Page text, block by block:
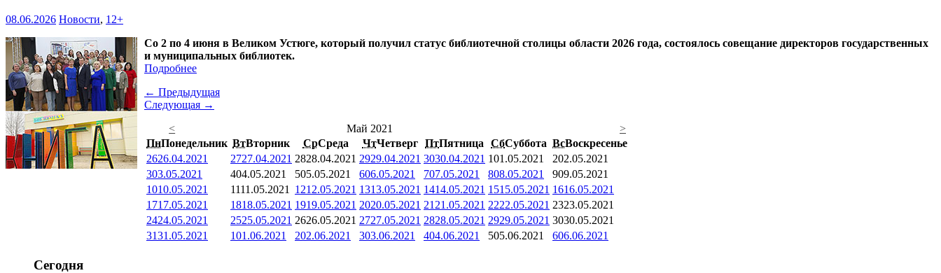
08.06.2026 Новости, 12+
Со 2 по 4 июня в Великом Устюге, который получил статус библиотечной столицы области 2026 года, состоялось совещание директоров государственных
и муниципальных библиотек.
Подробнее
← Предыдущая
Следующая →
<
Май 2021
>
ПнПонедельник ВтВторник СрСреда ЧтЧетверг ПтПятница СбСуббота ВсВоскресенье
2626.04.2021 2727.04.2021 2828.04.2021 2929.04.2021 3030.04.2021 101.05.2021 202.05.2021
303.05.2021 404.05.2021 505.05.2021 606.05.2021 707.05.2021 808.05.2021 909.05.2021
1010.05.2021 1111.05.2021 1212.05.2021 1313.05.2021 1414.05.2021 1515.05.2021 1616.05.2021
1717.05.2021 1818.05.2021 1919.05.2021 2020.05.2021 21 21.05.2021 2222.05.2021 2323.05.2021
2424.05.2021 2525.05.2021 2626.05.2021 2727.05.2021 2828.05.2021 2929.05.2021 3030.05.2021
3131.05.2021 101.06.2021 202.06.2021 303.06.2021 404.06.2021 505.06.2021 606.06.2021
Сегодня